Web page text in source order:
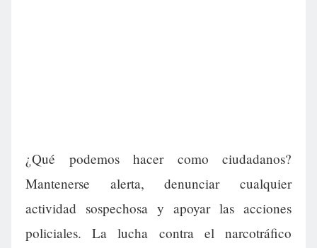
¿Qué podemos hacer como ciudadanos?
Mantenerse alerta, denunciar cualquier
actividad sospechosa y apoyar las acciones
policiales. La lucha contra el narcotráfico